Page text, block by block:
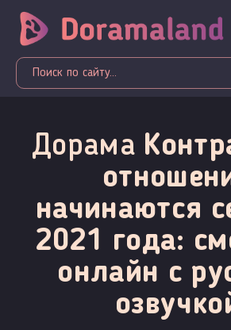
Дорама
начинаются
2021 года:
онлайн c